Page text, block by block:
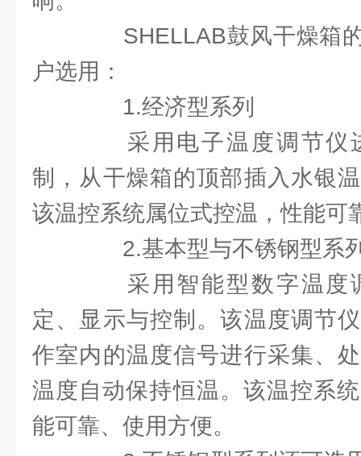
SHELLAB鼓风干燥箱的
户选用：
1.经济型系列
采用电子温度调节仪
制，从干燥箱的顶部插入水银
该温控系统属位式控温，性能可
2.基本型与不锈钢型系
采用智能型数字温度
定、显示与控制。该温度调节
作室内的温度信号进行采集、
温度自动保持恒温。该温控系
能可靠、使用方便。